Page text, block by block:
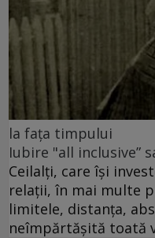
la fața timpului
Iubire "all inclusive”
Ceilalți, care își
relații, în mai multe
limitele, distanța,
neîmpărtășită toată